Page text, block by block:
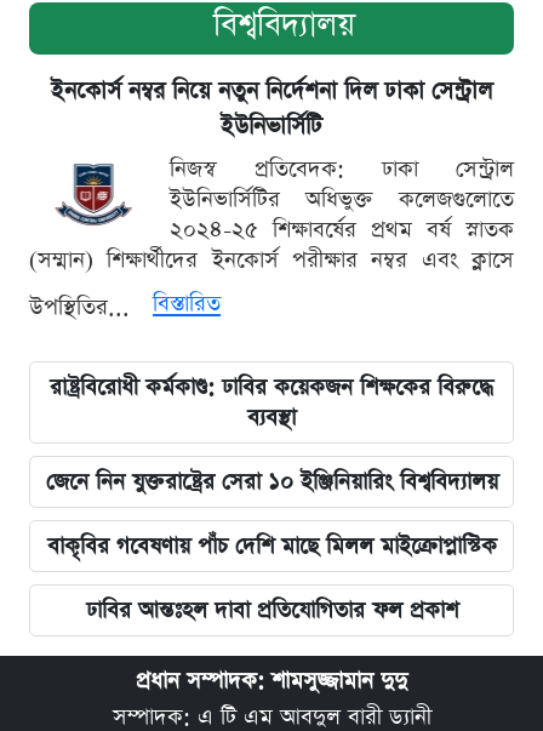
বিশ্ববিদ্যালয়
ইনকোর্স নম্বর নিয়ে নতুন নির্দেশনা দিল ঢাকা সেন্ট্রাল
ইউনিভার্সিটি
নিজস্ব প্রতিবেদক: ঢাকা সেন্ট্রাল
ইউনিভার্সিটির অধিভুক্ত কলেজগুলোতে
২০২৪-২৫ শিক্ষাবর্ষের প্রথম বর্ষ স্নাতক
(সম্মান) শিক্ষার্থীদের ইনকোর্স পরীক্ষার নম্বর এবং ক্লাসে
উপস্থিতির...
বিস্তারিত
রাষ্ট্রবিরোধী কর্মকাণ্ড: ঢাবির কয়েকজন শিক্ষকের বিরুদ্ধে
ব্যবস্থা
জেনে নিন যুক্তরাষ্ট্রের সেরা ১০ ইঞ্জিনিয়ারিং বিশ্ববিদ্যালয়
বাকৃবির গবেষণায় পাঁচ দেশি মাছে মিলল মাইক্রোপ্লাস্টিক
ঢাবির আন্তঃহল দাবা প্রতিযোগিতার ফল প্রকাশ
প্রধান সম্পাদক: শামসুজ্জামান দুদু
সম্পাদক: এ টি এম আবদুল বারী ড্যানী